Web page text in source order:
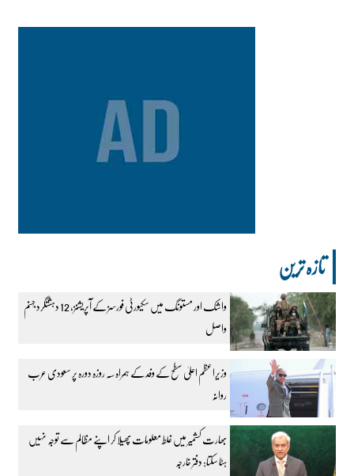
تازہ ترین
واشک اور مستونگ میں سکیورٹی فورسز کے آپریشنز، 12 دہشتگرد جہنم
واصل
وزیراعظم اعلیٰ سطح کے وفد کے ہمراہ سہ روزہ دورہ پر سعودی عرب
روانہ
بھارت کشمیر میں غلط معلومات پھیلا کر اپنے مظالم سے توجہ نہیں
ہٹا سکتا: دفتر خارجہ